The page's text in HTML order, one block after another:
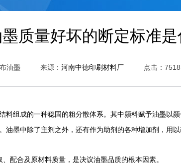
质量好坏的断定标准是
油墨 来源： 河南中德印刷材料厂 点击：7518
料组成的一种稳固的粗分散体系。其中颜料赋予油墨以
墨中除了主剂之外，还有作为助剂的各种增加剂，用以
合及原材料质量，是决议油墨品质的根本因素。